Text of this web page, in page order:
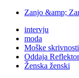
Zanjo &amp;
intervju
moda
Moške skrivnosti
Oddaja Reflektor
Ženska ženski